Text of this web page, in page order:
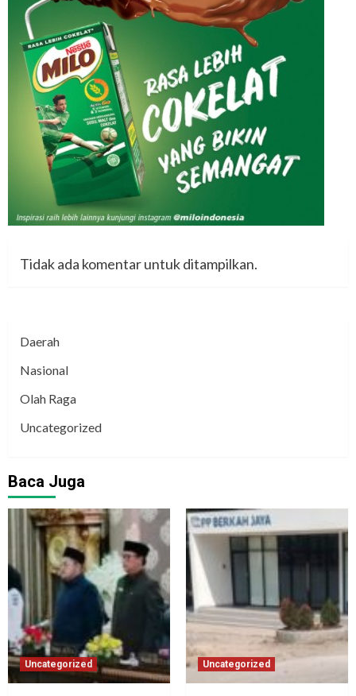
Tidak ada komentar untuk ditampilkan.
Daerah
Nasional
Olah Raga
Uncategorized
Baca Juga
Uncategorized Uncategorized